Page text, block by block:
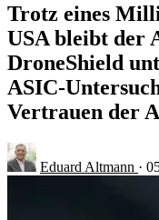
Trotz eines
USA bleibt der
DroneShield
ASIC-
Vertrauen der
Eduard Altmann ·